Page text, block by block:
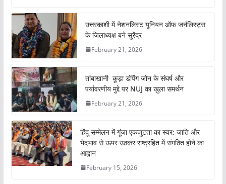
c
e
b
o
o
k
itt
er s
A
p
e
उत्तरकाशी में नेशनलिस्ट यूनियन ऑफ जर्नलिस्ट्स
के जिलाध्यक्ष बने सुरेंद्र
February 21, 2026
तांबाखानी कूड़ा डंपिंग जोन के संघर्ष और
पर्यावरणीय मुद्दे पर NUJ का खुला समर्थन
February 21, 2026
हिंदू सम्मेलन में गूंजा एकजुटता का स्वर; जाति और
भेदभाव से ऊपर उठकर राष्ट्रहित में संगठित होने का
आह्वान
February 15, 2026